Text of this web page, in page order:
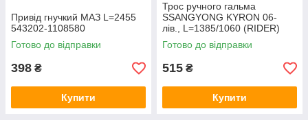
Привід гнучкий МАЗ L=2455
543202-1108580
Готово до відправки
398 ₴
Купити
Трос ручного гальма
SSANGYONG KYRON 06-
лів., L=1385/1060 (RIDER)
RD.4442K10397
Готово до відправки
515 ₴
Купити